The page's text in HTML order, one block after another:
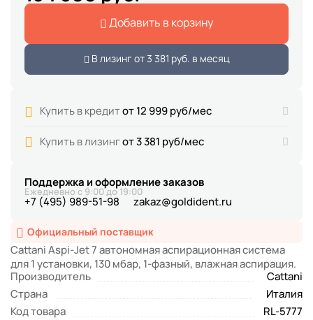
Официальный поставщик
Cattani Aspi-Jet 7 автономная аспирационная система
для 1 установки, 130 мбар, 1-фазный, влажная аспирация.
Производитель
Cattani
Страна
Италия
Код товара
RL-5777
Добавить в корзину
В лизинг от3 381 руб. в месяц
Купить в кредитот 12 999 руб/мес
Купить в лизингот 3 381 руб/мес
Поддержка и оформление заказов
Ежедневно с 9:00 до 19:00
+7 (495) 989-51-98 zakaz@goldident.ru